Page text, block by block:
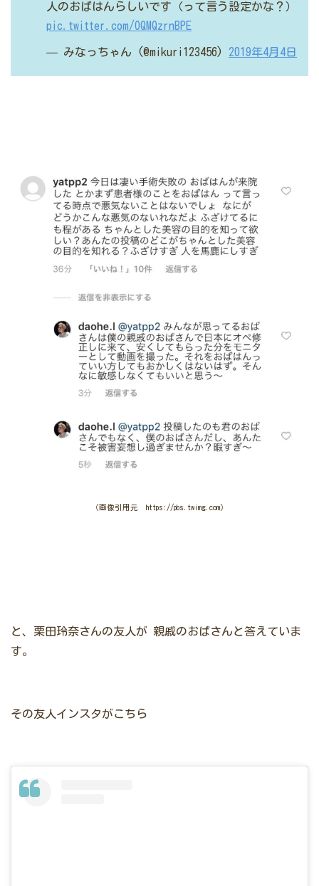
人のおばはんらしいです（って言う設定かな？）
pic.twitter.com/OQMQzrnBPE
— みなっちゃん (@mikuri123456) 2019年4月4日
（画像引用元 https://pbs.twimg.com）
と、栗田玲奈さんの友人が 親戚のおばさんと答えていま
す。
その友人インスタがこちら